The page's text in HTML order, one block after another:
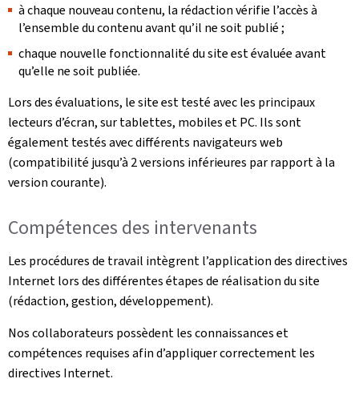
à chaque nouveau contenu, la rédaction vérifie l’accès à
l’ensemble du contenu avant qu’il ne soit publié ;
chaque nouvelle fonctionnalité du site est évaluée avant
qu’elle ne soit publiée.
Lors des évaluations, le site est testé avec les principaux
lecteurs d’écran, sur tablettes, mobiles et PC. Ils sont
également testés avec différents navigateurs web
(compatibilité jusqu’à 2 versions inférieures par rapport à la
version courante).
Compétences des intervenants
Les procédures de travail intègrent l’application des directives
Internet lors des différentes étapes de réalisation du site
(rédaction, gestion, développement).
Nos collaborateurs possèdent les connaissances et
compétences requises afin d’appliquer correctement les
directives Internet.